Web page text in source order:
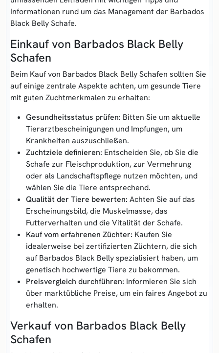
Informationen rund um das Management der Barbados
Black Belly Schafe.
Einkauf von Barbados Black Belly
Schafen
Beim Kauf von Barbados Black Belly Schafen sollten Sie
auf einige zentrale Aspekte achten, um gesunde Tiere
mit guten Zuchtmerkmalen zu erhalten:
Gesundheitsstatus prüfen: Bitten Sie um aktuelle
Tierarztbescheinigungen und Impfungen, um
Krankheiten auszuschließen.
Zuchtziele definieren: Entscheiden Sie, ob Sie die
Schafe zur Fleischproduktion, zur Vermehrung
oder als Landschaftspflege nutzen möchten, und
wählen Sie die Tiere entsprechend.
Qualität der Tiere bewerten: Achten Sie auf das
Erscheinungsbild, die Muskelmasse, das
Futterverhalten und die Vitalität der Schafe.
Kauf vom erfahrenen Züchter: Kaufen Sie
idealerweise bei zertifizierten Züchtern, die sich
auf Barbados Black Belly spezialisiert haben, um
genetisch hochwertige Tiere zu bekommen.
Preisvergleich durchführen: Informieren Sie sich
über marktübliche Preise, um ein faires Angebot zu
erhalten.
Verkauf von Barbados Black Belly
Schafen